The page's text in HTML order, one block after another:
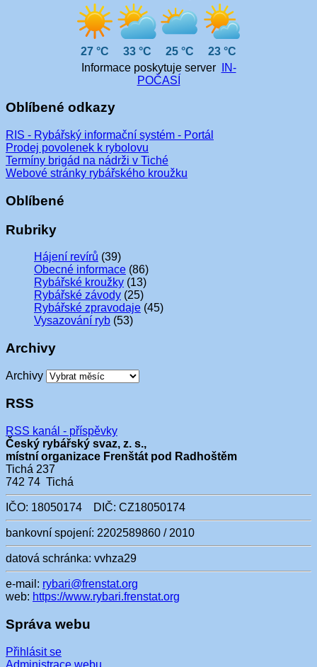
27 °C 33 °C 25 °C
23 °C
Informace poskytuje server
IN-
POČASÍ
Oblíbené odkazy
RIS - Rybářský informační systém - Portál
Prodej povolenek k rybolovu
Termíny brigád na nádrži v Tiché
Webové stránky rybářského kroužku
Oblíbené
Rubriky
Hájení revírů (39)
Obecné informace (86)
Rybářské kroužky (13)
Rybářské závody (25)
Rybářské zpravodaje (45)
Vysazování ryb (53)
Archivy
Archivy
RSS
RSS kanál - příspěvky
Český rybářský svaz, z. s.,
místní organizace Frenštát pod Radhoštěm
Tichá 237
742 74 Tichá
IČO: 18050174 DIČ: CZ18050174
bankovní spojení: 2202589860 / 2010
datová schránka: vvhza29
e-mail: rybari@frenstat.org
web: https://www.rybari.frenstat.org
Správa webu
Přihlásit se
Administrace webu